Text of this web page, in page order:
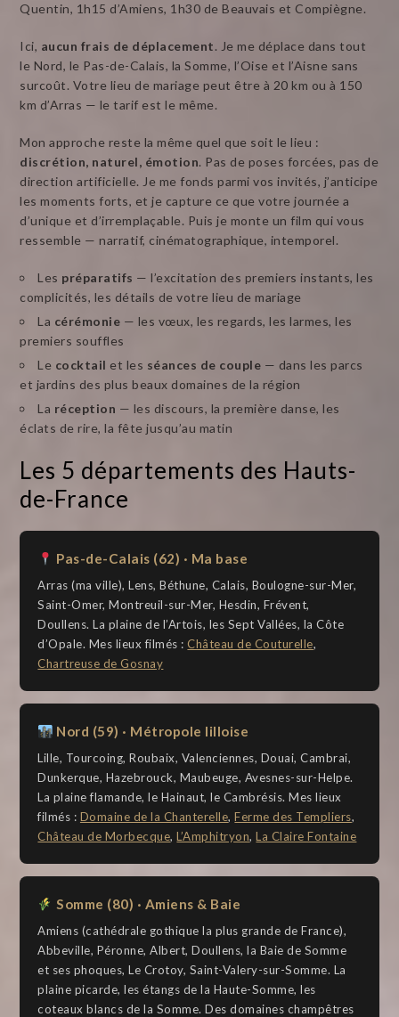
Quentin, 1h15 d’Amiens, 1h30 de Beauvais et Compiègne.
Ici, aucun frais de déplacement. Je me déplace dans tout
le Nord, le Pas-de-Calais, la Somme, l’Oise et l’Aisne sans
surcoût. Votre lieu de mariage peut être à 20 km ou à 150
km d’Arras — le tarif est le même.
Mon approche reste la même quel que soit le lieu :
discrétion, naturel, émotion. Pas de poses forcées, pas de
direction artificielle. Je me fonds parmi vos invités, j’anticipe
les moments forts, et je capture ce que votre journée a
d’unique et d’irremplaçable. Puis je monte un film qui vous
ressemble — narratif, cinématographique, intemporel.
Les préparatifs — l’excitation des premiers instants, les
complicités, les détails de votre lieu de mariage
La cérémonie — les vœux, les regards, les larmes, les
premiers souffles
Le cocktail et les séances de couple — dans les parcs
et jardins des plus beaux domaines de la région
La réception — les discours, la première danse, les
éclats de rire, la fête jusqu’au matin
Les 5 départements des Hauts-
de-France
Pas-de-Calais (62) · Ma base
Arras (ma ville), Lens, Béthune, Calais, Boulogne-sur-Mer,
Saint-Omer, Montreuil-sur-Mer, Hesdin, Frévent,
Doullens. La plaine de l’Artois, les Sept Vallées, la Côte
d’Opale. Mes lieux filmés :Château de Couturelle,
Chartreuse de Gosnay
Nord (59) · Métropole lilloise
Lille, Tourcoing, Roubaix, Valenciennes, Douai, Cambrai,
Dunkerque, Hazebrouck, Maubeuge, Avesnes-sur-Helpe.
La plaine flamande, le Hainaut, le Cambrésis. Mes lieux
filmés : Domaine de la Chanterelle,Ferme des Templiers,
Château de Morbecque,L’Amphitryon,La Claire Fontaine
Somme (80) · Amiens & Baie
Amiens (cathédrale gothique la plus grande de France),
Abbeville, Péronne, Albert, Doullens, la Baie de Somme
et ses phoques, Le Crotoy, Saint-Valery-sur-Somme. La
plaine picarde, les étangs de la Haute-Somme, les
coteaux blancs de la Somme. Des domaines champêtres